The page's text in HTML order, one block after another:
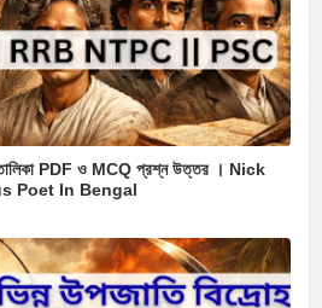
তালিকা PDF ও MCQ প্রশ্ন উত্তর । Nick
Poet In Bengal